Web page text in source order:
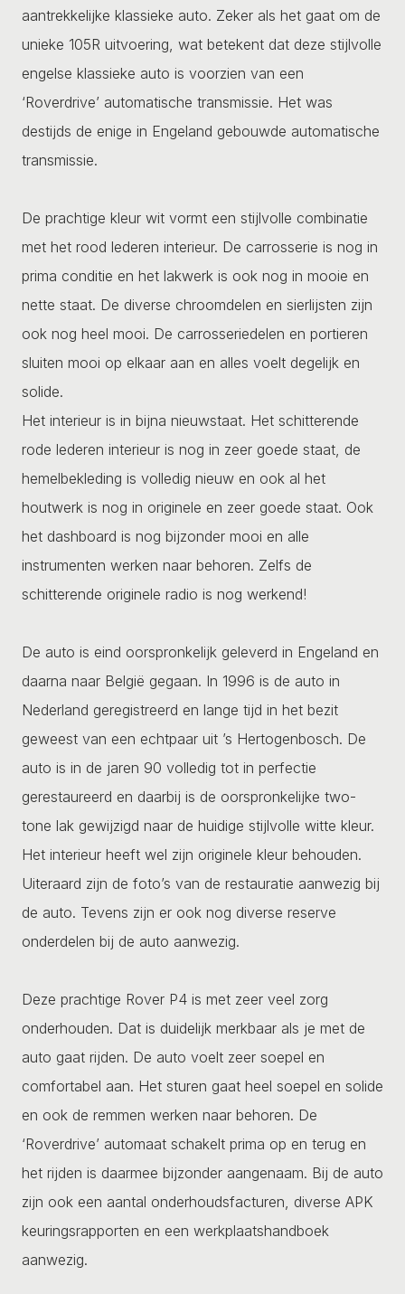
aantrekkelijke klassieke auto. Zeker als het gaat om de
unieke 105R uitvoering, wat betekent dat deze stijlvolle
engelse klassieke auto is voorzien van een
‘Roverdrive’ automatische transmissie. Het was
destijds de enige in Engeland gebouwde automatische
transmissie.
De prachtige kleur wit vormt een stijlvolle combinatie
met het rood lederen interieur. De carrosserie is nog in
prima conditie en het lakwerk is ook nog in mooie en
nette staat. De diverse chroomdelen en sierlijsten zijn
ook nog heel mooi. De carrosseriedelen en portieren
sluiten mooi op elkaar aan en alles voelt degelijk en
solide.
Het interieur is in bijna nieuwstaat. Het schitterende
rode lederen interieur is nog in zeer goede staat, de
hemelbekleding is volledig nieuw en ook al het
houtwerk is nog in originele en zeer goede staat. Ook
het dashboard is nog bijzonder mooi en alle
instrumenten werken naar behoren. Zelfs de
schitterende originele radio is nog werkend!
De auto is eind oorspronkelijk geleverd in Engeland en
daarna naar België gegaan. In 1996 is de auto in
Nederland geregistreerd en lange tijd in het bezit
geweest van een echtpaar uit ’s Hertogenbosch. De
auto is in de jaren 90 volledig tot in perfectie
gerestaureerd en daarbij is de oorspronkelijke two-
tone lak gewijzigd naar de huidige stijlvolle witte kleur.
Het interieur heeft wel zijn originele kleur behouden.
Uiteraard zijn de foto’s van de restauratie aanwezig bij
de auto. Tevens zijn er ook nog diverse reserve
onderdelen bij de auto aanwezig.
Deze prachtige Rover P4 is met zeer veel zorg
onderhouden. Dat is duidelijk merkbaar als je met de
auto gaat rijden. De auto voelt zeer soepel en
comfortabel aan. Het sturen gaat heel soepel en solide
en ook de remmen werken naar behoren. De
‘Roverdrive’ automaat schakelt prima op en terug en
het rijden is daarmee bijzonder aangenaam. Bij de auto
zijn ook een aantal onderhoudsfacturen, diverse APK
keuringsrapporten en een werkplaatshandboek
aanwezig.